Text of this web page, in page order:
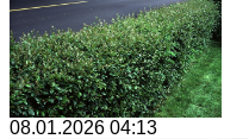
08.01.2026 04:13